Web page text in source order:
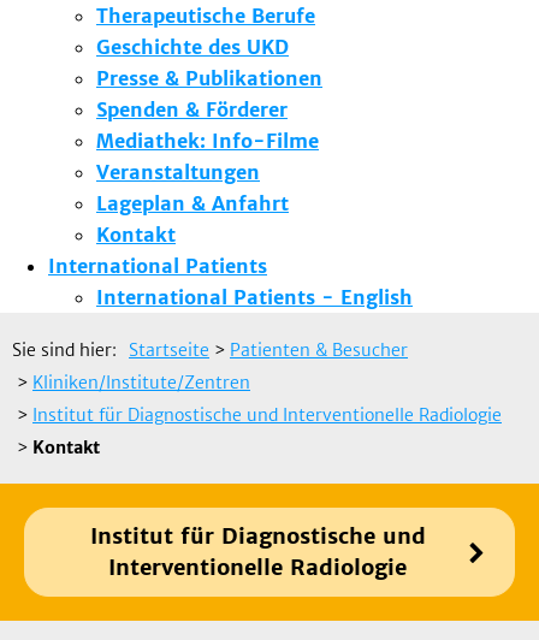
Therapeutische Berufe
Geschichte des UKD
Presse & Publikationen
Spenden & Förderer
Mediathek: Info-Filme
Veranstaltungen
Lageplan & Anfahrt
Kontakt
International Patients
International Patients - English
Sie sind hier: Startseite > Patienten & Besucher
> Kliniken/Institute/Zentren
> Institut für Diagnostische und Interventionelle Radiologie
> Kontakt
Institut für Diagnostische und
Interventionelle Radiologie